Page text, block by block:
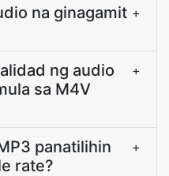
na ginagamit +
ng audio
sa M4V
+
panatilihin
rate?
+